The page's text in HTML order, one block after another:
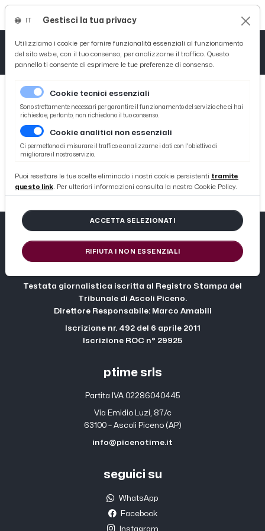
404
Testata giornalistica iscritta al Registro Stampa del
Tribunale di Ascoli Piceno.
Direttore Responsabile: Marco Amabili
Iscrizione nr. 492 del 6 aprile 2011
Iscrizione ROC n° 29925
ptime srls
Partita IVA 02286040445
Via Emidio Luzi, 87/c
63100 – Ascoli Piceno (AP)
info@picenotime.it
seguici su
WhatsApp
Facebook
Instagram
Gestisci la tua privacy
Utilizziamo i cookie per fornire funzionalità essenziali al funzionamento
del sito web e, con il tuo consenso, per analizzarne il traffico. Questo
pannello ti consente di esprimere le tue preferenze di consenso.
Cookie tecnici essenziali
Sono strettamente necessari per garantire il funzionamento del servizio che ci hai
richiesto e, pertanto, non richiedono il tuo consenso.
Cookie analitici non essenziali
Ci permettono di misurare il traffico e analizzarne i dati con l'obiettivo di
migliorare il nostro servizio.
Puoi resettare le tue scelte eliminado i nostri cookie persistenti tramite
questo link. Per ulteriori informazioni consulta la nostra Cookie Policy.
ACCETTA SELEZIONATI
RIFIUTA I NON ESSENZIALI
Tutto News
Tutto Sport
Basket
Ciclismo
Tutto Curiosità